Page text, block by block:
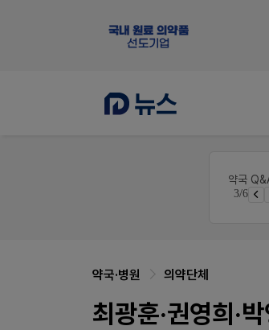
약국
3/6
생각자국 디자인
약국·병원 의약단체
최광훈·권영희·